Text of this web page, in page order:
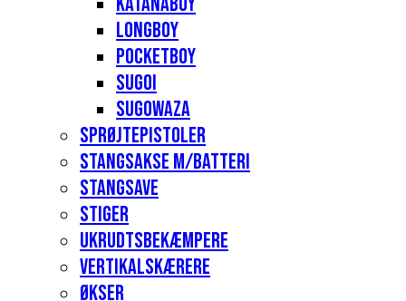
Longboy
Pocketboy
Sugoi
Sugowaza
Sprøjtepistoler
Stangsakse m/batteri
Stangsave
Stiger
Ukrudtsbekæmpere
Vertikalskærere
Økser